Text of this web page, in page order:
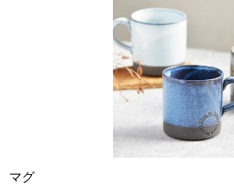
マグ